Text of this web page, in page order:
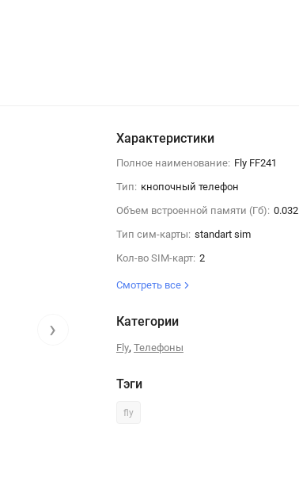
›
Характеристики
Полное наименование: Fly FF241
Тип: кнопочный телефон
Объем встроенной памяти (Гб): 0.032
Тип сим-карты: standart sim
Кол-во SIM-карт: 2
Смотреть все
Категории
Fly, Телефоны
Тэги
fly